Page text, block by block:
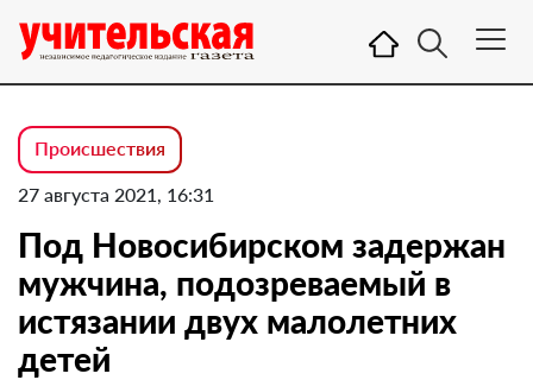
Происшествия
27 августа 2021, 16:31
Под Новосибирском задержан
мужчина, подозреваемый в
истязании двух малолетних
детей